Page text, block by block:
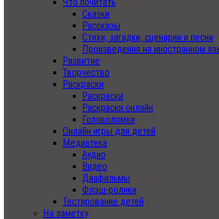
Сказки
Рассказы
Стихи, загадки, сценарии и песни
Произведения на иностранном
Развитие
Творчество
Раскраски
Раскраски
Раскраски онлайн
Головоломки
Онлайн игры для детей
Медиатека
Аудио
Видео
Диафильмы
Флэш-ролики
Тестирование детей
На заметку